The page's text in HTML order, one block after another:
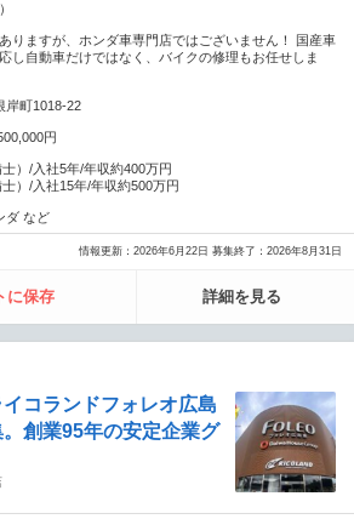
りますが、ホンダ車専門店ではございません！ 国産車
し自動車だけではなく、バイクの修理もお任せしま
岸町1018-22
円
）/入社5年/年収約400万円
）/入社15年/年収約500万円
ダ など
情報更新：2026年6月22日 募集終了：2026年8月31日
に保存 詳細を見る
コランドフォレオ広島
創業95年の安定企業グ